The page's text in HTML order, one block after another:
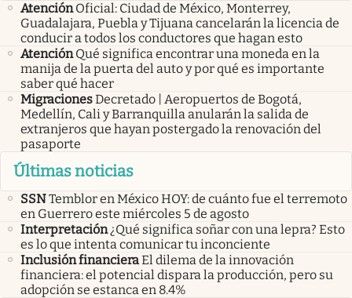
Atención Oficial: Ciudad de México, Monterrey,
Guadalajara, Puebla y Tijuana cancelarán la licencia de
conducir a todos los conductores que hagan esto
Atención Qué significa encontrar una moneda en la
manija de la puerta del auto y por qué es importante
saber qué hacer
MigracionesDecretado | Aeropuertos de Bogotá,
Medellín, Cali y Barranquilla anularán la salida de
extranjeros que hayan postergado la renovación del
pasaporte
Últimas noticias
SSNTemblor en México HOY: de cuánto fue el terremoto
en Guerrero este miércoles 5 de agosto
Interpretación ¿Qué significa soñar con una lepra? Esto
es lo que intenta comunicar tu inconciente
Inclusión financieraEl dilema de la innovación
financiera: el potencial dispara la producción, pero su
adopción se estanca en 8.4%